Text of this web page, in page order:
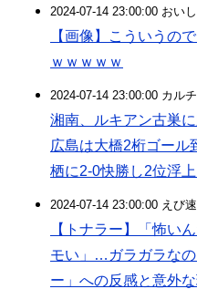
2024-07-14 23:00:00 おい
【画像】こういうの
ｗｗｗｗｗ
2024-07-14 23:00:00 カル
湘南、ルキアン古巣
広島は大橋2桁ゴール
栖に2-0快勝し2位浮
2024-07-14 23:00:00 えび速
【トナラー】「怖い
モい」…ガラガラな
ー」への反感と意外